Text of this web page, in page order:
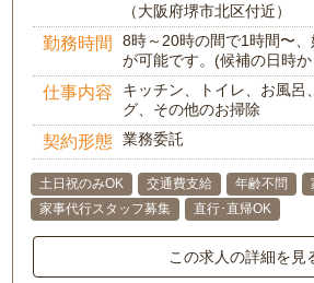
（大阪府堺市北区付近）
勤務時間
8時～20時の間で1時間〜
が可能です。(候補の日時
仕事内容
キッチン、トイレ、お風呂
グ、その他のお掃除
契約形態 業務委託
土日祝のみOK 交通費支給 年齢不問
家事代行スタッフ募集
直行･直帰OK
この求人の詳細を見